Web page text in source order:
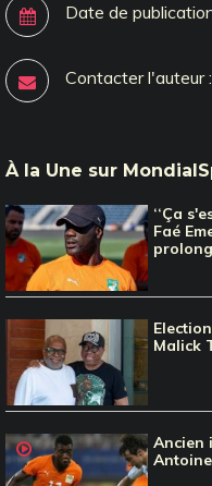
Date de
Contacter l'auteur :
À la Une sur
‘‘Ça
Faé
Malick
Ancien